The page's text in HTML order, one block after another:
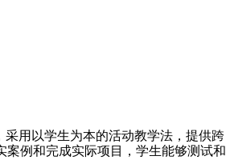
用以学生为本的活动教学法，提供跨
案例和完成实际项目，学生能够测试和